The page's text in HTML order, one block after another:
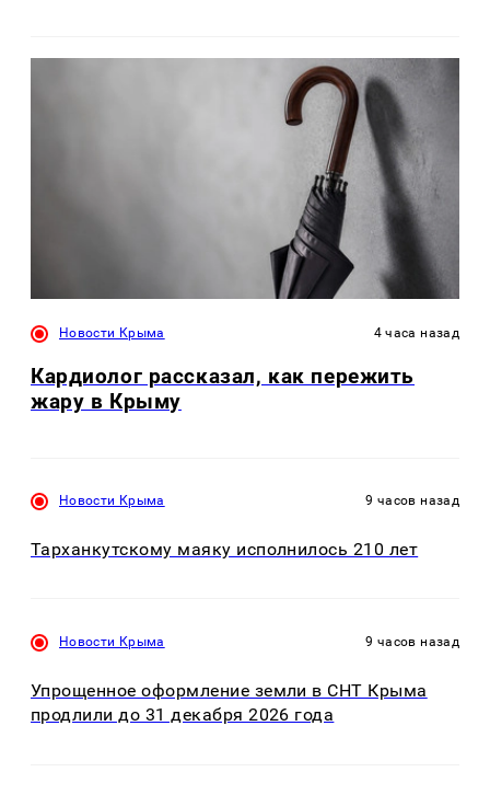
Новости Крыма 4 часа назад
Кардиолог рассказал, как пережить
жару в Крыму
Новости Крыма 9 часов назад
Тарханкутскому маяку исполнилось 210 лет
Новости Крыма 9 часов назад
Упрощенное оформление земли в СНТ Крыма
продлили до 31 декабря 2026 года